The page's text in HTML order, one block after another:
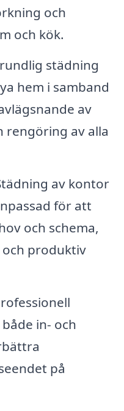
och
och kök.
städning
hem i samband
av
rengöring av alla
av kontor
för att
och schema,
produktiv
in- och
på